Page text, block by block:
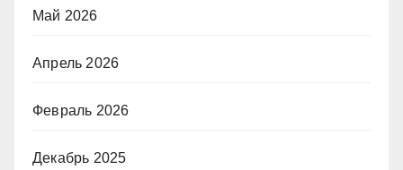
Май 2026
Апрель 2026
Февраль 2026
Декабрь 2025